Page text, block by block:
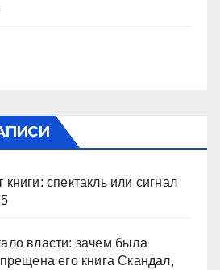
спектакль или сигнал
власти: зачем была
его книга Скандал,